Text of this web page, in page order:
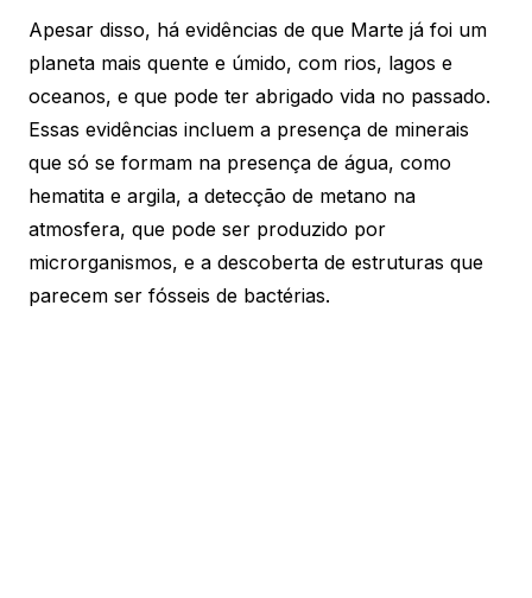
Apesar disso, há evidências de que Marte já foi um
planeta mais quente e úmido, com rios, lagos e
oceanos, e que pode ter abrigado vida no passado.
Essas evidências incluem a presença de minerais
que só se formam na presença de água, como
hematita e argila, a detecção de metano na
atmosfera, que pode ser produzido por
microrganismos, e a descoberta de estruturas que
parecem ser fósseis de bactérias.